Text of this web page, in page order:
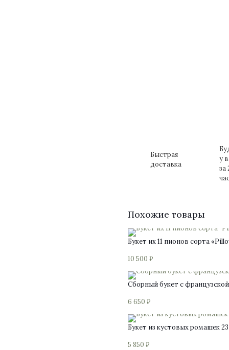
Быстрая
доставка
у
за
Похожие товары
Букет их 11 пионов сорта
10 500 ₽
Сборный букет с
6 650 ₽
Букет из кустовых ромашек
5 850 ₽